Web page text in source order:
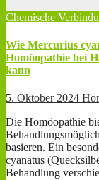
Chemische
Wie Mercurius
Homöopathie bei
kann
5. Oktober 2024
Die Homöopathie
basieren. Ein
cyanatus
Behandlung